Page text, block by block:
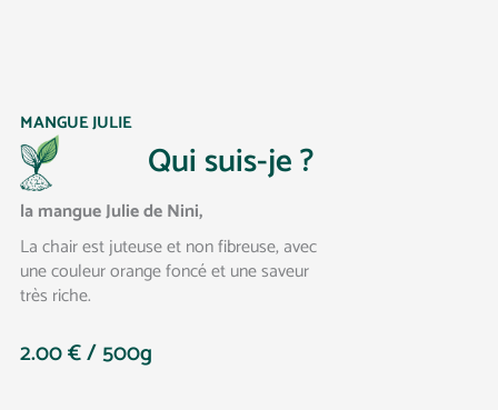
MANGUE JULIE
Qui suis-je ?
la mangue Julie de Nini,
La chair est juteuse et non fibreuse, avec
une couleur orange foncé et une saveur
très riche.
2.00€/ 500g